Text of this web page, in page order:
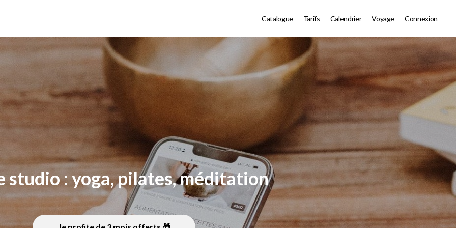
Catalogue Tarifs Calendrier Voyage Connexion
studio : yoga, pilates, méditation